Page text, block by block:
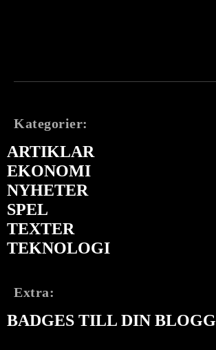
Kategorier:
ARTIKLAR
EKONOMI
NYHETER
SPEL
TEXTER
TEKNOLOGI
Extra:
BADGES TILL DIN BLOGG